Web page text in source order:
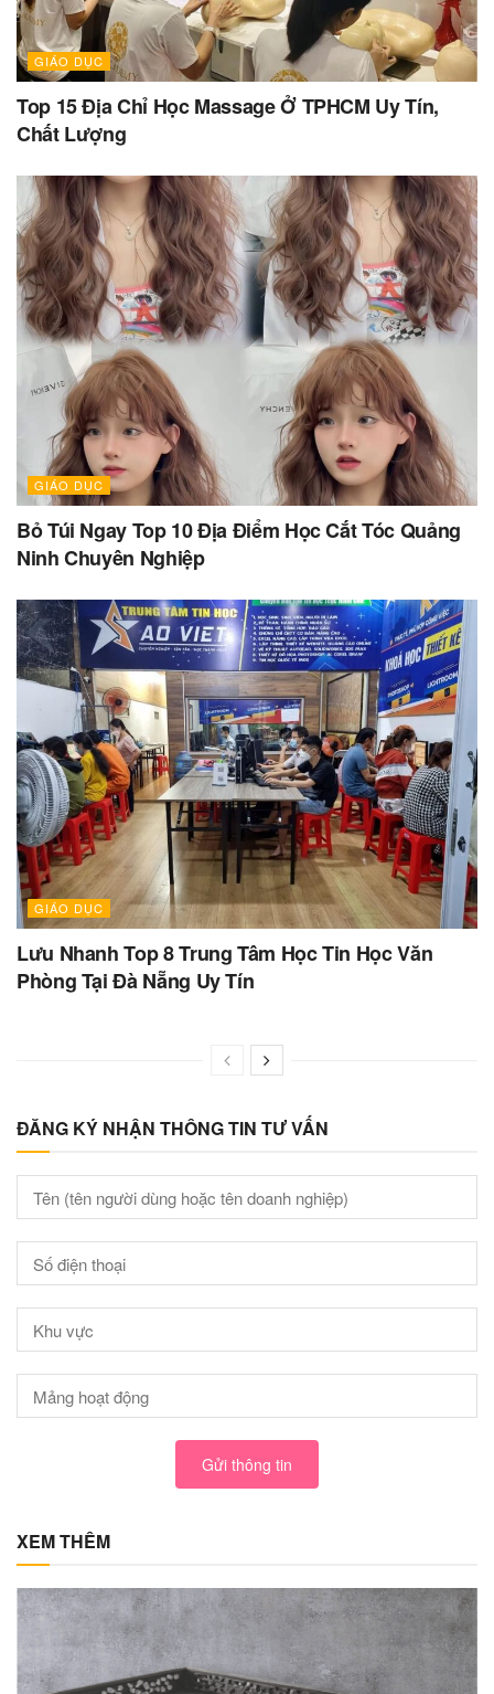
GIÁO DỤC
Top 15 Địa Chỉ Học Massage Ở TPHCM Uy Tín,
Chất Lượng
GIÁO DỤC
Bỏ Túi Ngay Top 10 Địa Điểm Học Cắt Tóc Quảng
Ninh Chuyên Nghiệp
GIÁO DỤC
Lưu Nhanh Top 8 Trung Tâm Học Tin Học Văn
Phòng Tại Đà Nẵng Uy Tín
ĐĂNG KÝ NHẬN THÔNG TIN TƯ VẤN
Gửi thông tin
XEM THÊM